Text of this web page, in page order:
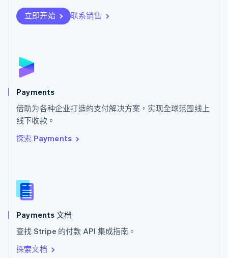
立即开始 联系销售
Payments
借助为各种企业打造的支付解决方案，实现全球范围线上
线下收款。
探索 Payments
Payments 文档
查找 Stripe 的付款 API 集成指南。
探索文档
瑞士
DeutschFrançais
English
斯洛文尼亚
泰国
ไทยEnglish
希腊
English
西班牙
新西兰
English
匈牙利
English
ItalianoEnglish
印度
English